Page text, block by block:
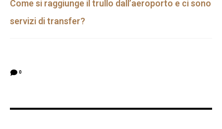
Come si raggiunge il trullo dall’aeroporto e ci sono
servizi di transfer?
0